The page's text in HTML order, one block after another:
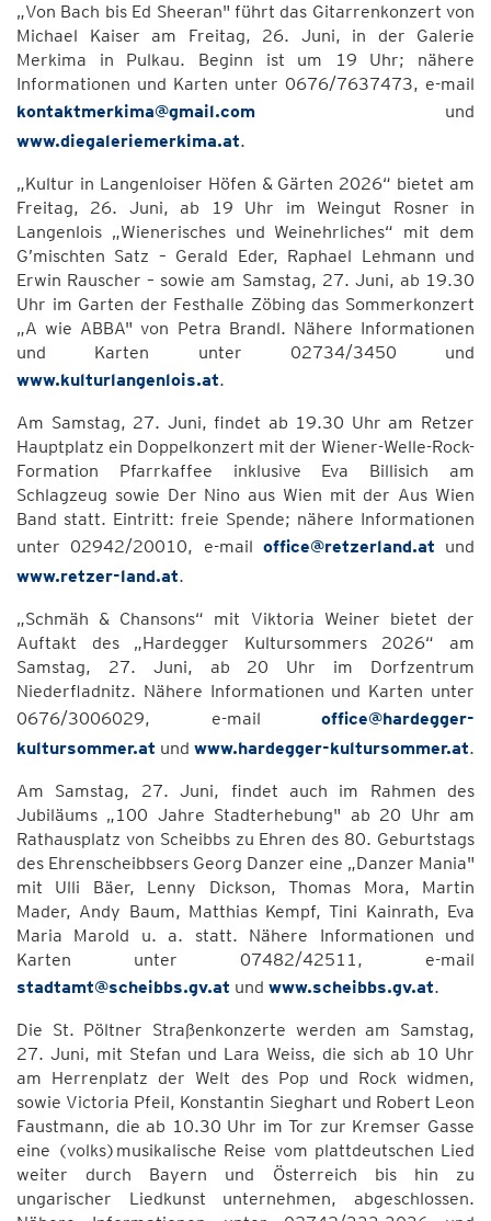
„Von Bach bis Ed Sheeran" führt das Gitarrenkonzert von
Michael Kaiser am Freitag, 26. Juni, in der Galerie
Merkima in Pulkau. Beginn ist um 19 Uhr; nähere
Informationen und Karten unter 0676/7637473, e-mail
kontaktmerkima@gmail.com und
www.diegaleriemerkima.at.
„Kultur in Langenloiser Höfen & Gärten 2026“ bietet am
Freitag, 26. Juni, ab 19 Uhr im Weingut Rosner in
Langenlois „Wienerisches und Weinehrliches“ mit dem
G’mischten Satz – Gerald Eder, Raphael Lehmann und
Erwin Rauscher – sowie am Samstag, 27. Juni, ab 19.30
Uhr im Garten der Festhalle Zöbing das Sommerkonzert
„A wie ABBA" von Petra Brandl. Nähere Informationen
und Karten unter 02734/3450 und
www.kulturlangenlois.at.
Am Samstag, 27. Juni, findet ab 19.30 Uhr am Retzer
Hauptplatz ein Doppelkonzert mit der Wiener-Welle-Rock-
Formation Pfarrkaffee inklusive Eva Billisich am
Schlagzeug sowie Der Nino aus Wien mit der Aus Wien
Band statt. Eintritt: freie Spende; nähere Informationen
unter 02942/20010, e-mail office@retzerland.at und
www.retzer-land.at.
„Schmäh & Chansons“ mit Viktoria Weiner bietet der
Auftakt des „Hardegger Kultursommers 2026“ am
Samstag, 27. Juni, ab 20 Uhr im Dorfzentrum
Niederfladnitz. Nähere Informationen und Karten unter
0676/3006029, e-mail office@hardegger-
kultursommer.at und www.hardegger-kultursommer.at.
Am Samstag, 27. Juni, findet auch im Rahmen des
Jubiläums „100 Jahre Stadterhebung" ab 20 Uhr am
Rathausplatz von Scheibbs zu Ehren des 80. Geburtstags
des Ehrenscheibbsers Georg Danzer eine „Danzer Mania"
mit Ulli Bäer, Lenny Dickson, Thomas Mora, Martin
Mader, Andy Baum, Matthias Kempf, Tini Kainrath, Eva
Maria Marold u. a. statt. Nähere Informationen und
Karten unter 07482/42511, e-mail
stadtamt@scheibbs.gv.at und www.scheibbs.gv.at.
Die St. Pöltner Straßenkonzerte werden am Samstag,
27. Juni, mit Stefan und Lara Weiss, die sich ab 10 Uhr
am Herrenplatz der Welt des Pop und Rock widmen,
sowie Victoria Pfeil, Konstantin Sieghart und Robert Leon
Faustmann, die ab 10.30 Uhr im Tor zur Kremser Gasse
eine (volks)musikalische Reise vom plattdeutschen Lied
weiter durch Bayern und Österreich bis hin zu
ungarischer Liedkunst unternehmen, abgeschlossen.